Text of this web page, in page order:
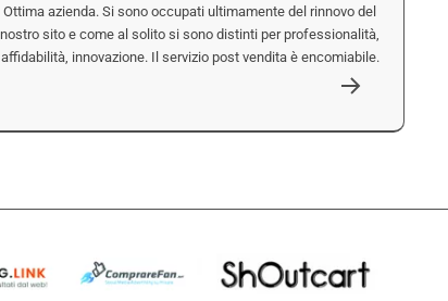
Ottima azienda. Si sono occupati ultimamente del rinnovo del
nostro sito e come al solito si sono distinti per professionalità,
affidabilità, innovazione. Il servizio post vendita è encomiabile.